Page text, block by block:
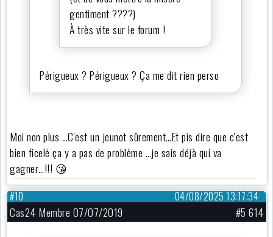
gentiment ????)
À très vite sur le forum !
Périgueux ? Périgueux ? Ça me dit rien perso
Moi non plus …C'est un jeunot sûrement…Et pis dire que c'est
bien ficelé ça y a pas de problème …je sais déjà qui va
gagner…!!! 😘
04/08/2025 13:17:34
#10
Cas24 Membre 07/07/2019 #5 614